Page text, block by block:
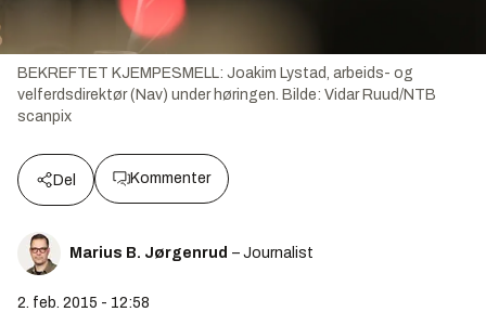
BEKREFTET KJEMPESMELL: Joakim Lystad, arbeids- og
velferdsdirektør (Nav) under høringen. Bilde: Vidar Ruud/NTB
scanpix
Del Kommenter
Marius B. Jørgenrud – Journalist
2. feb. 2015 - 12:58